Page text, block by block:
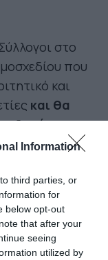
Information
third parties, or
for
below opt-out
that after your
seeing
utilized by
στο
που
και
και θα
δημόσιας
της
χρόνια και
από κανένα